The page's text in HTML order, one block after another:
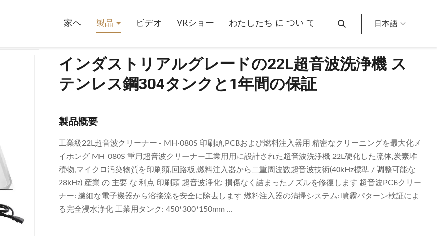
家へ 製品 ビデオ VRショー わたしたち に つい て 日本語
インダストリアルグレードの22L超音波洗浄機 ス
テンレス鋼304タンクと1年間の保証
製品概要
工業級22L超音波クリーナー - MH-080S 印刷頭,PCBおよび燃料注入器用 精密なクリーニングを最大化メ
イホング MH-080S 重用超音波クリーナー工業用用に設計された超音波洗浄機 22L硬化した流体,炭素堆
積物,マイクロ汚染物質を印刷頭,回路板,燃料注入器から二重周波数超音波技術(40kHz標準 / 調整可能な
28kHz) 産業 の 主要 な 利点 印刷頭 超音波浄化: 損傷なく詰まったノズルを修復します 超音波PCBクリー
ナー: 繊細な電子機器から溶接流を安全に除去します 燃料注入器の清掃システム: 噴霧パターン検証によ
る完全浸水浄化 工業用タンク: 450*300*150mm ...